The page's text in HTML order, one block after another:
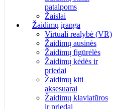
patalpoms
Žaislai
Žaidimų įranga
Virtuali realybė (VR)
Žaidimų ausinės
Žaidimų figūrėlės
Žaidimų kėdės ir
priedai
Žaidimų kiti
aksesuarai
Žaidimų klaviatūros
ir priedai